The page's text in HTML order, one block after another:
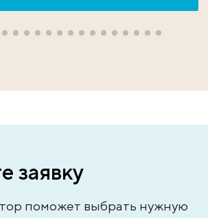
заявку
поможет выбрать нужную